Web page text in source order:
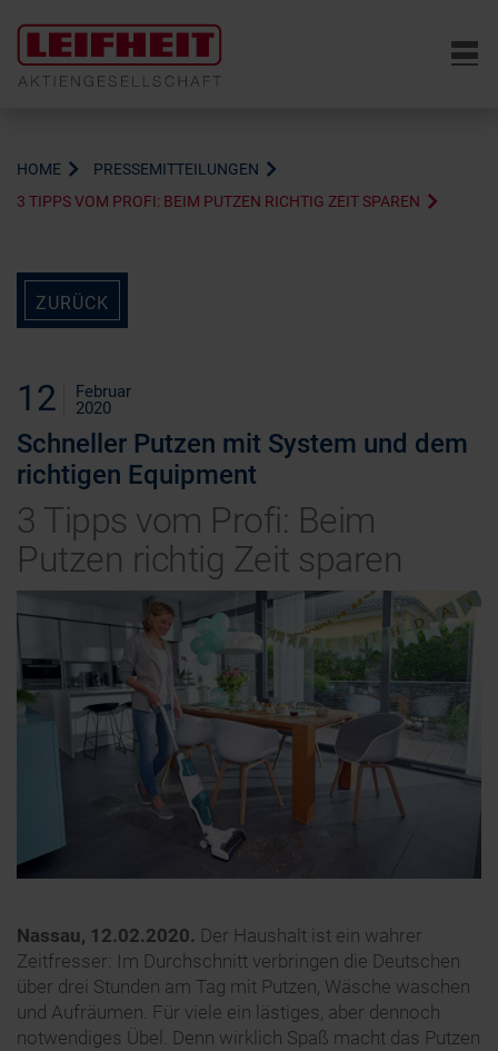
6
HOME
PRESSEMITTEILUNGEN
3 TIPPS VOM PROFI: BEIM PUTZEN RICHTIG ZEIT SPAREN
ZURÜCK
12
Februar
2020
Schneller Putzen mit System und dem
richtigen Equipment
3 Tipps vom Profi: Beim
Putzen richtig Zeit sparen
Nassau, 12.02.2020. Der Haushalt ist ein wahrer
Zeitfresser: Im Durchschnitt verbringen die Deutschen
über drei Stunden am Tag mit Putzen, Wäsche waschen
und Aufräumen. Für viele ein lästiges, aber dennoch
notwendiges Übel. Denn wirklich Spaß macht das Putzen